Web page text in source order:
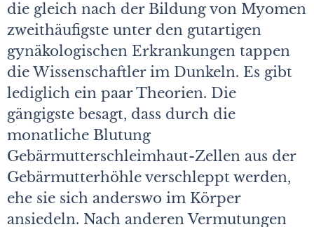
die gleich nach der Bildung von Myomen
zweithäufigste unter den gutartigen
gynäkologischen Erkrankungen tappen
die Wissenschaftler im Dunkeln. Es gibt
lediglich ein paar Theorien. Die
gängigste besagt, dass durch die
monatliche Blutung
Gebärmutterschleimhaut-Zellen aus der
Gebärmutterhöhle verschleppt werden,
ehe sie sich anderswo im Körper
ansiedeln. Nach anderen Vermutungen